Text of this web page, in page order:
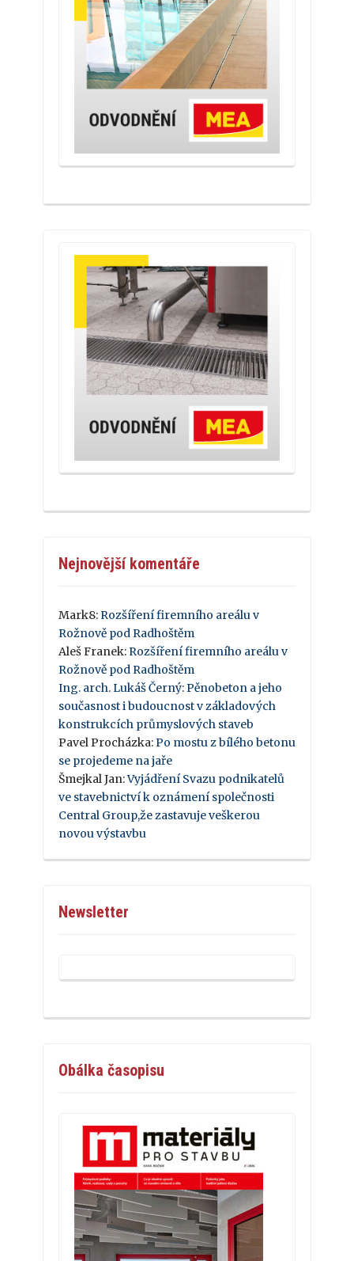
Nejnovější komentáře
Mark8: Rozšíření firemního areálu v
Rožnově pod Radhoštěm
Aleš Franek: Rozšíření firemního areálu v
Rožnově pod Radhoštěm
Ing. arch. Lukáš Černý: Pěnobeton a jeho
současnost i budoucnost v základových
konstrukcích průmyslových staveb
Pavel Procházka: Po mostu z bílého betonu
se projedeme na jaře
Šmejkal Jan:Vyjádření Svazu podnikatelů
ve stavebnictví k oznámení společnosti
Central Group,že zastavuje veškerou
novou výstavbu
Newsletter
Obálka časopisu